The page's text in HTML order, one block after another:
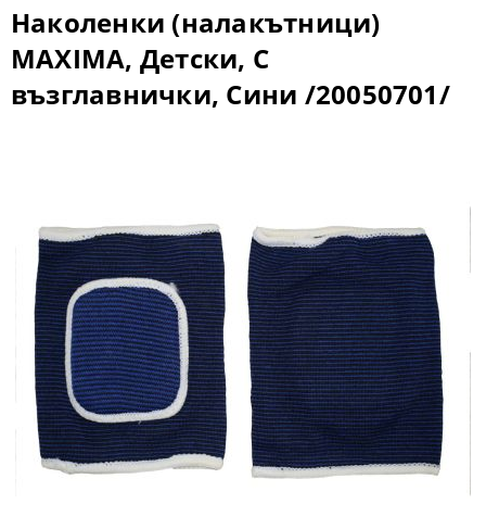
Наколенки (налакътници)
MAXIMA, Детски, С
възглавнички, Сини /20050701/